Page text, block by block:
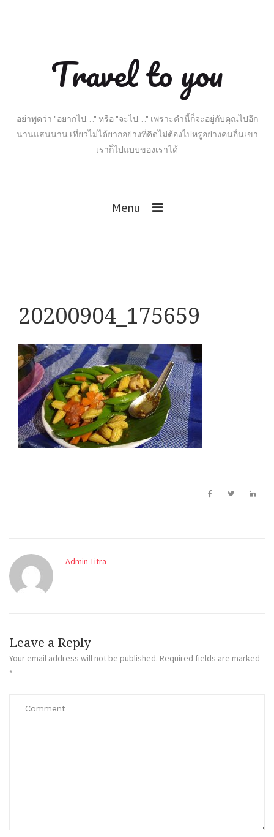
Travel to you
อย่าพูดว่า "อยากไป…" หรือ "จะไป…" เพราะคำนี้ก็จะอยู่กับคุณไปอีก
นานแสนนาน เที่ยวไม่ได้ยากอย่างที่คิดไม่ต้องไปหรูอย่างคนอื่นเขา
เราก็ไปแบบของเราได้
Menu
20200904_175659
Admin Titra
Leave a Reply
Your email address will not be published. Required fields are marked
*